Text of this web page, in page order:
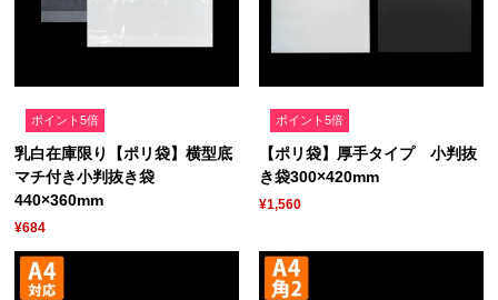
ポイント5倍
乳白在庫限り【ポリ袋】横型底
マチ付き小判抜き袋
440×360mm
¥684
ポイント5倍
【ポリ袋】厚手タイプ 小判抜
き袋300×420mm
¥1,560